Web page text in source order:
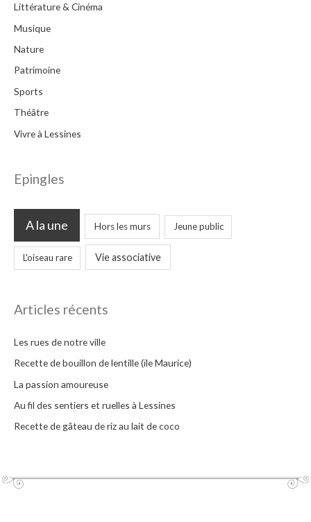
:
Littérature & Cinéma
Musique
Nature
Patrimoine
Sports
Théâtre
Vivre à Lessines
Epingles
A la une Hors les murs Jeune public
L'oiseau rare Vie associative
Articles récents
Les rues de notre ville
Recette de bouillon de lentille (ïle Maurice)
La passion amoureuse
Au fil des sentiers et ruelles à Lessines
Recette de gâteau de riz au lait de coco